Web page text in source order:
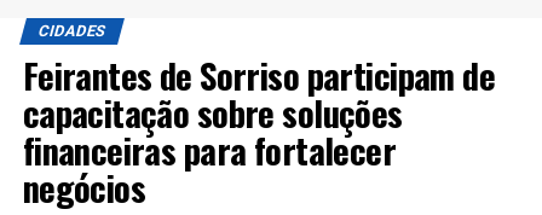
CIDADES
Feirantes de Sorriso participam de
capacitação sobre soluções
financeiras para fortalecer
negócios